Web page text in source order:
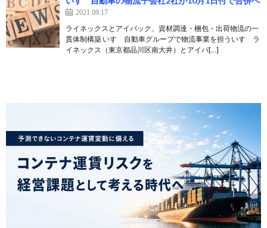
2021.09.17
ライネックスとアイパック、資材調達・梱包・出荷物流の一
貫体制構築 いすゞ自動車グループで物流事業を担ういすゞラ
イネックス（東京都品川区南大井）とアイパ[…]